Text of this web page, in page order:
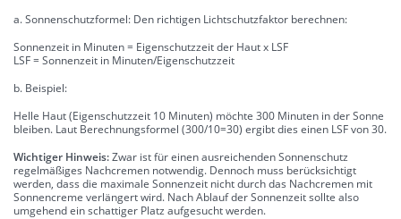
a. Sonnenschutzformel: Den richtigen Lichtschutzfaktor berechnen:
Sonnenzeit in Minuten = Eigenschutzzeit der Haut x LSF
LSF = Sonnenzeit in Minuten/Eigenschutzzeit
b. Beispiel:
Helle Haut (Eigenschutzzeit 10 Minuten) möchte 300 Minuten in der Sonne
bleiben. Laut Berechnungsformel (300/10=30) ergibt dies einen LSF von 30.
Wichtiger Hinweis:Zwar ist für einen ausreichenden Sonnenschutz
regelmäßiges Nachcremen notwendig. Dennoch muss berücksichtigt
werden, dass die maximale Sonnenzeit nicht durch das Nachcremen mit
Sonnencreme verlängert wird. Nach Ablauf der Sonnenzeit sollte also
umgehend ein schattiger Platz aufgesucht werden.